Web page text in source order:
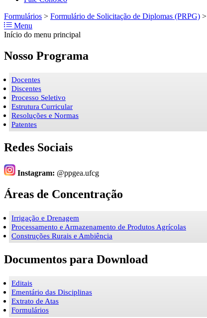
Formulários > Formulário de Solicitação de Diplomas (PRPG) >
Menu
Início do menu principal
Nosso Programa
Docentes
Discentes
Processo Seletivo
Estrutura Curricular
Resoluções e Normas
Patentes
Redes Sociais
Instagram: @ppgea.ufcg
Áreas de Concentração
Irrigação e Drenagem
Processamento e Armazenamento de Produtos Agrícolas
Construções Rurais e Ambiência
Documentos para Download
Editais
Ementário das Disciplinas
Extrato de Atas
Formulários